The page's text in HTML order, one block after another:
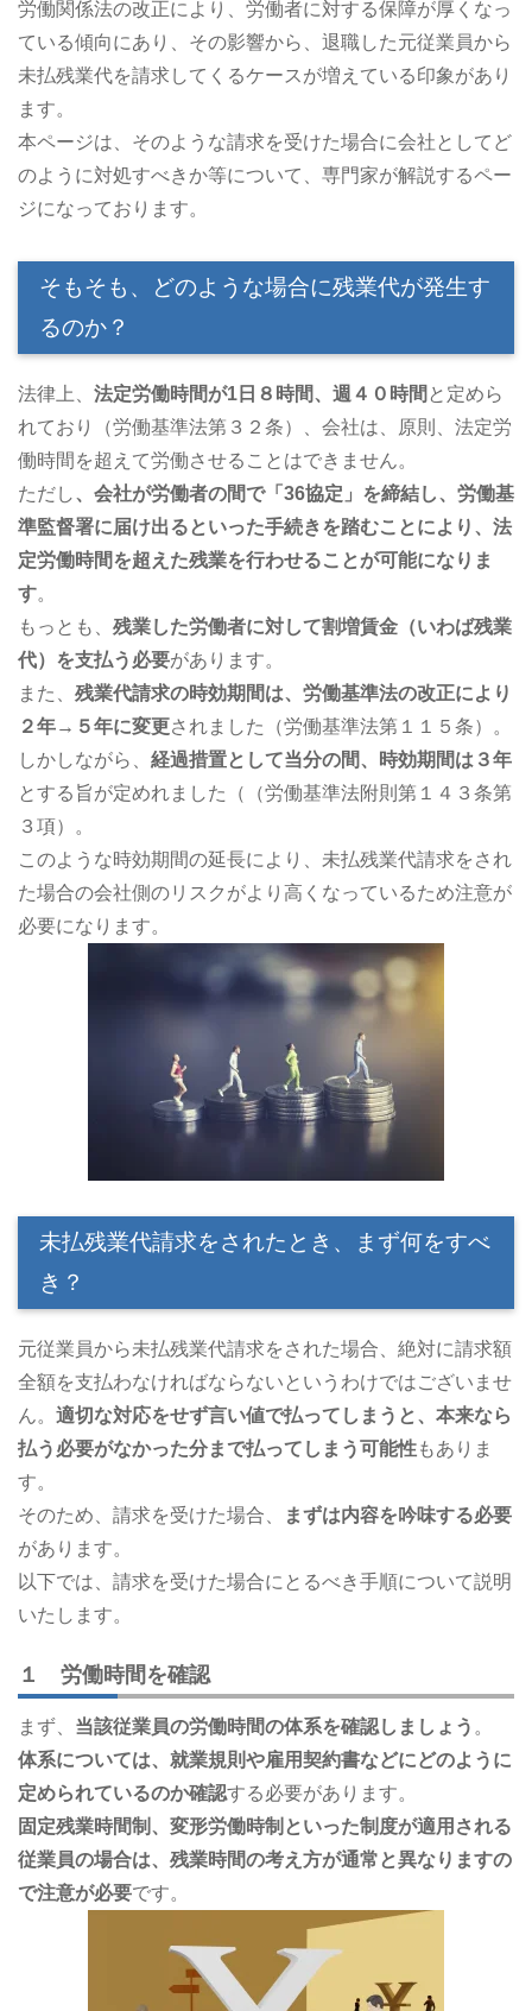
労働関係法の改正により、労働者に対する保障が厚くなっ
ている傾向にあり、その影響から、退職した元従業員から
未払残業代を請求してくるケースが増えている印象があり
ます。
本ページは、そのような請求を受けた場合に会社としてど
のように対処すべきか等について、専門家が解説するペー
ジになっております。
そもそも、どのような場合に残業代が発生す
るのか？
法律上、 法定労働時間が1日８時間、週４０時間 と定めら
れており（労働基準法第３２条）、会社は、原則、法定労
働時間を超えて労働させることはできません。
ただし、会社が労働者の間で「36協定」を締結し、労働基
準監督署に届け出るといった手続きを踏むことにより、法
定労働時間を超えた残業を行わせることが可能になりま
す。
もっとも、 残業した労働者に対して割増賃金（いわば残業
代）を支払う必要があります。
また、 残業代請求の時効期間は、労働基準法の改正により
２年→５年に変更されました（労働基準法第１１５条）。
しかしながら、 経過措置として当分の間、時効期間は３年
とする旨が定めれました（（労働基準法附則第１４３条第
３項）。
このような時効期間の延長により、未払残業代請求をされ
た場合の会社側のリスクがより高くなっているため注意が
必要になります。
未払残業代請求をされたとき、まず何をすべ
き？
元従業員から未払残業代請求をされた場合、絶対に請求額
全額を支払わなければならないというわけではございませ
ん。 適切な対応をせず言い値で払ってしまうと、本来なら
払う必要がなかった分まで払ってしまう可能性もありま
す。
そのため、請求を受けた場合、
まずは内容を吟味する必要
があります。
以下では、請求を受けた場合にとるべき手順について説明
いたします。
１ 労働時間を確認
まず、 当該従業員の労働時間の体系を確認しましょう 。
体系については、就業規則や雇用契約書などにどのように
定められているのか確認する必要があります。
固定残業時間制、変形労働時制といった制度が適用される
従業員の場合は、残業時間の考え方が通常と異なりますの
で注意が必要です。